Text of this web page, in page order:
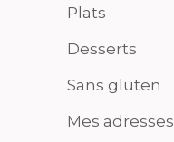
Plats
Desserts
Sans gluten
Mes adresses